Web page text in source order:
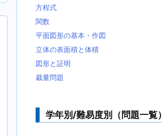
方程式
関数
平面図形の基本・作図
立体の表面積と体積
図形と証明
裁量問題
学年別/難易度別（問題一覧）